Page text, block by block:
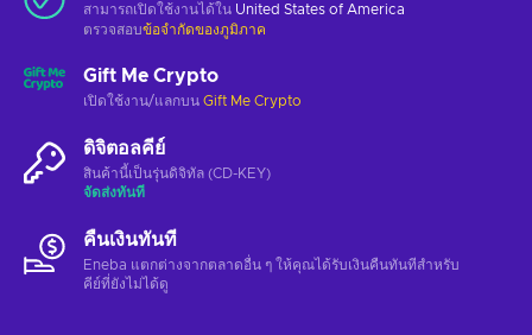
สามารถเปิดใช้งานได้ใน United States of America
ตรวจสอบข้อจำกัดของภูมิภาค
Gift Me Crypto
เปิดใช้งาน/แลกบน Gift Me Crypto
ดิจิตอลคีย์
สินค้านี้เป็นรุ่นดิจิทัล (CD-KEY)
จัดส่งทันที
คืนเงินทันที
Eneba แตกต่างจากตลาดอื่น ๆ ให้คุณได้รับเงินคืนทันทีสําหรับ
คีย์ที่ยังไม่ได้ดู